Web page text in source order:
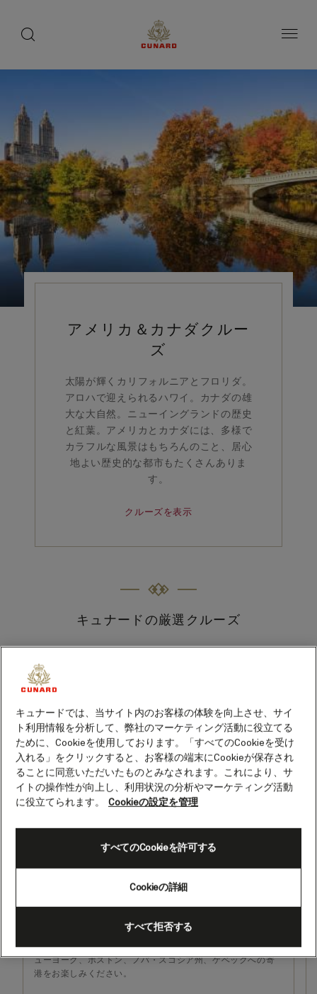
へ
ッ
プ
アメリカ＆カナダクルー
ズ
太陽が輝くカリフォルニアとフロリダ。
アロハで迎えられるハワイ。カナダの雄
大な大自然。ニューイングランドの歴史
と紅葉。アメリカとカナダには、多様で
カラフルな風景はもちろんのこと、居心
地よい歴史的な都市もたくさんありま
す。
クルーズを表示
キュナードの厳選クルーズ
この14泊のクルーズには、2回のオーバーナイトが含まれま
す。クイーン・メリー 2で大西洋を横断するだけではなく、ニ
ューヨーク、ボストン、ノバ・スコシア州、ケベックへの寄
港をお楽しみください。
キュナードでは、当サイト内のお客様の体験を向上させ、サイ
ト利用情報を分析して、弊社のマーケティング活動に役立てる
ために、Cookieを使用しております。「すべてのCookieを受け
入れる」をクリックすると、お客様の端末にCookieが保存され
ることに同意いただいたものとみなされます。これにより、サ
イトの操作性が向上し、利用状況の分析やマーケティング活動
に役立てられます。
Cookieの設定を管理
Cookieの詳細
すべて拒否する
すべてのCookieを許可する